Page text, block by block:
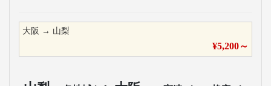
大阪 → 山梨
¥5,200～